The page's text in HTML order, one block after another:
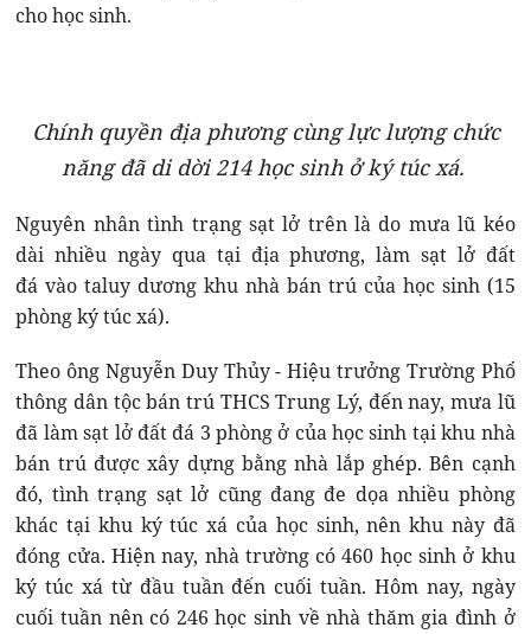
cho học sinh.
Chính quyền địa phương cùng lực lượng chức
năng đã di dời 214 học sinh ở ký túc xá.
Nguyên nhân tình trạng sạt lở trên là do mưa lũ kéo
dài nhiều ngày qua tại địa phương, làm sạt lở đất
đá vào taluy dương khu nhà bán trú của học sinh (15
phòng ký túc xá).
Theo ông Nguyễn Duy Thủy - Hiệu trưởng Trường Phổ
thông dân tộc bán trú THCS Trung Lý, đến nay, mưa lũ
đã làm sạt lở đất đá 3 phòng ở của học sinh tại khu nhà
bán trú được xây dựng bằng nhà lắp ghép. Bên cạnh
đó, tình trạng sạt lở cũng đang đe dọa nhiều phòng
khác tại khu ký túc xá của học sinh, nên khu này đã
đóng cửa. Hiện nay, nhà trường có 460 học sinh ở khu
ký túc xá từ đầu tuần đến cuối tuần. Hôm nay, ngày
cuối tuần nên có 246 học sinh về nhà thăm gia đình ở